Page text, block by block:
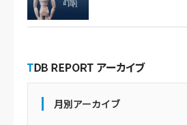
月別アーカイブ